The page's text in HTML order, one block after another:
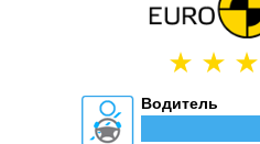
Водитель